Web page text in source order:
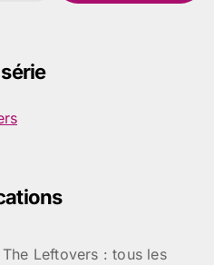
Leftovers : tous les